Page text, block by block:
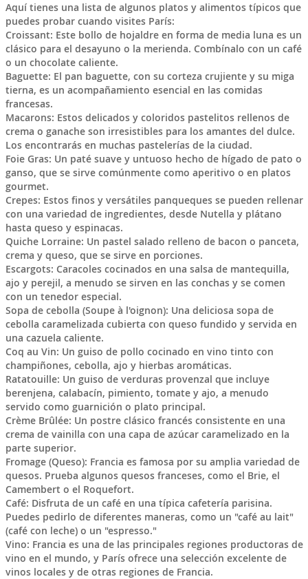
Aquí tienes una lista de algunos platos y alimentos típicos que
puedes probar cuando visites París:
Croissant: Este bollo de hojaldre en forma de media luna es un
clásico para el desayuno o la merienda. Combínalo con un café
o un chocolate caliente.
Baguette: El pan baguette, con su corteza crujiente y su miga
tierna, es un acompañamiento esencial en las comidas
francesas.
Macarons: Estos delicados y coloridos pastelitos rellenos de
crema o ganache son irresistibles para los amantes del dulce.
Los encontrarás en muchas pastelerías de la ciudad.
Foie Gras: Un paté suave y untuoso hecho de hígado de pato o
ganso, que se sirve comúnmente como aperitivo o en platos
gourmet.
Crepes: Estos finos y versátiles panqueques se pueden rellenar
con una variedad de ingredientes, desde Nutella y plátano
hasta queso y espinacas.
Quiche Lorraine: Un pastel salado relleno de bacon o panceta,
crema y queso, que se sirve en porciones.
Escargots: Caracoles cocinados en una salsa de mantequilla,
ajo y perejil, a menudo se sirven en las conchas y se comen
con un tenedor especial.
Sopa de cebolla (Soupe à l'oignon): Una deliciosa sopa de
cebolla caramelizada cubierta con queso fundido y servida en
una cazuela caliente.
Coq au Vin: Un guiso de pollo cocinado en vino tinto con
champiñones, cebolla, ajo y hierbas aromáticas.
Ratatouille: Un guiso de verduras provenzal que incluye
berenjena, calabacín, pimiento, tomate y ajo, a menudo
servido como guarnición o plato principal.
Crème Brûlée: Un postre clásico francés consistente en una
crema de vainilla con una capa de azúcar caramelizado en la
parte superior.
Fromage (Queso): Francia es famosa por su amplia variedad de
quesos. Prueba algunos quesos franceses, como el Brie, el
Camembert o el Roquefort.
Café: Disfruta de un café en una típica cafetería parisina.
Puedes pedirlo de diferentes maneras, como un "café au lait"
(café con leche) o un "espresso."
Vino: Francia es una de las principales regiones productoras de
vino en el mundo, y París ofrece una selección excelente de
vinos locales y de otras regiones de Francia.